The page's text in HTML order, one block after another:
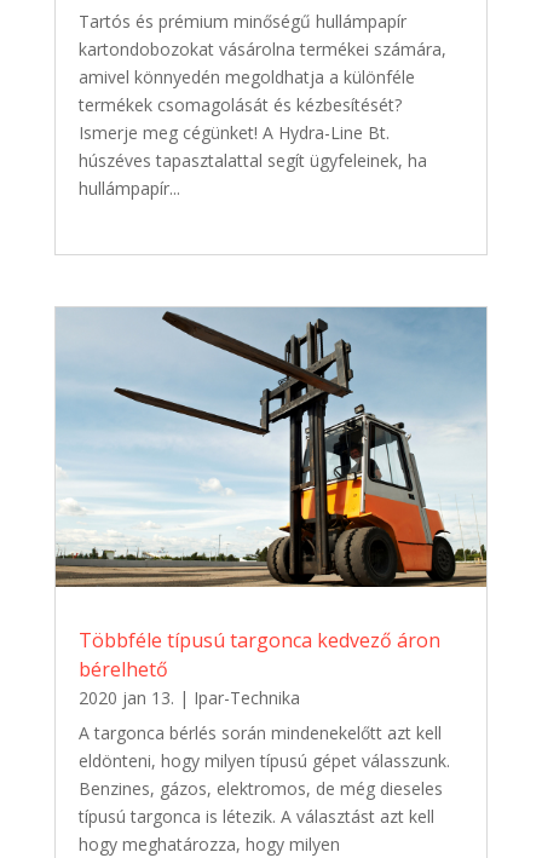
Tartós és prémium minőségű hullámpapír
kartondobozokat vásárolna termékei számára,
amivel könnyedén megoldhatja a különféle
termékek csomagolását és kézbesítését?
Ismerje meg cégünket! A Hydra-Line Bt.
húszéves tapasztalattal segít ügyfeleinek, ha
hullámpapír...
Többféle típusú targonca kedvező áron
bérelhető
2020 jan 13. | Ipar-Technika
A targonca bérlés során mindenekelőtt azt kell
eldönteni, hogy milyen típusú gépet válasszunk.
Benzines, gázos, elektromos, de még dieseles
típusú targonca is létezik. A választást azt kell
hogy meghatározza, hogy milyen